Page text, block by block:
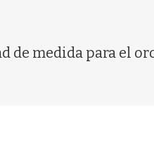
medida para el